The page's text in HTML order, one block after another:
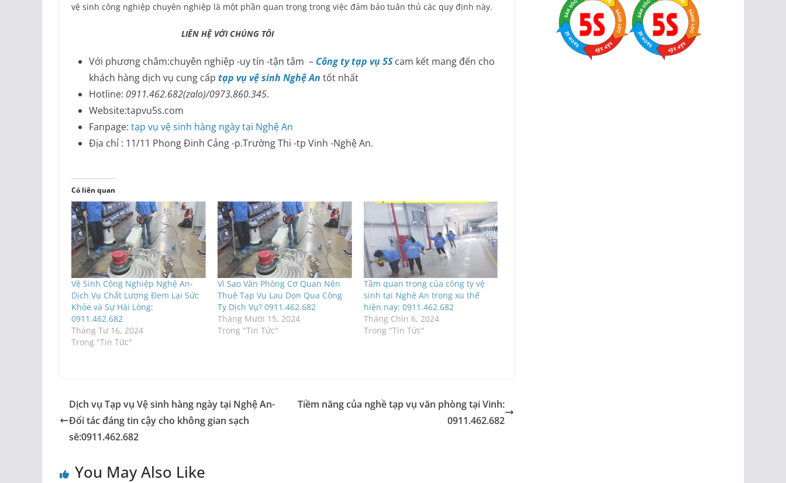
vệ sinh công nghiệp chuyên nghiệp là một phần quan trọng trong việc đảm bảo tuân thủ các quy định này.
LIÊN HỆ VỚI CHÚNG TÔI
Với phương châm:chuyên nghiệp -uy tín -tận tâm – Công ty tạp vụ 5Scam kết mang đến cho
khách hàng dịch vụ cung cấp tạp vụ vệ sinh Nghệ An tốt nhất
Hotline: 0911.462.682(zalo)/0973.860.345.
Website:tapvu5s.com
Fanpage: tạp vụ vệ sinh hàng ngày tại Nghệ An
Địa chỉ : 11/11 Phong Đinh Cảng -p.Trường Thi -tp Vinh -Nghệ An.
Có liên quan
Vệ Sinh Công Nghiệp Nghệ An-
Dịch Vụ Chất Lượng Đem Lại Sức
Khỏe và Sự Hài Lòng:
0911.462.682
Tháng Tư 16, 2024
Trong "Tin Tức"
Vì Sao Văn Phòng Cơ Quan Nên
Thuê Tạp Vụ Lau Dọn Qua Công
Ty Dịch Vụ? 0911.462.682
Tháng Mười 15, 2024
Trong "Tin Tức"
Tầm quan trọng của công ty vệ
sinh tại Nghệ An trong xu thế
hiện nay: 0911.462.682
Tháng Chín 6, 2024
Trong "Tin Tức"
Dịch vụ Tạp vụ Vệ sinh hàng ngày tại Nghệ An-
Đối tác đáng tin cậy cho không gian sạch
sẽ:0911.462.682
Tiềm năng của nghề tạp vụ văn phòng tại Vinh:
0911.462.682
You May Also Like